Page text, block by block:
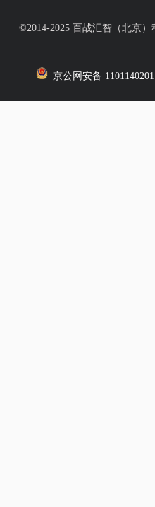
©2014-2025 百战汇智（北京
京公网安备